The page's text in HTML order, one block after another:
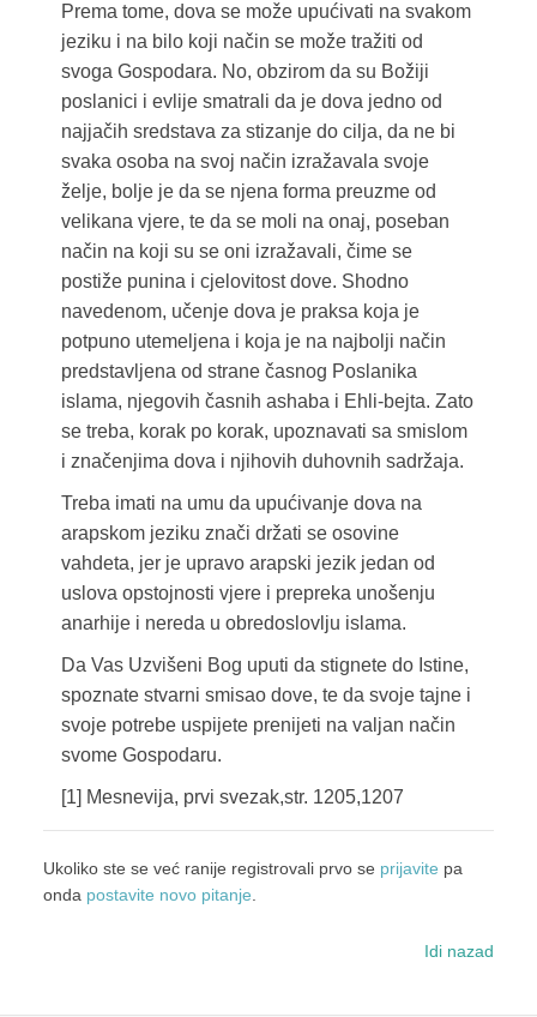
Prema tome, dova se može upućivati na svakom
jeziku i na bilo koji način se može tražiti od
svoga Gospodara. No, obzirom da su Božiji
poslanici i evlije smatrali da je dova jedno od
najjačih sredstava za stizanje do cilja, da ne bi
svaka osoba na svoj način izražavala svoje
želje, bolje je da se njena forma preuzme od
velikana vjere, te da se moli na onaj, poseban
način na koji su se oni izražavali, čime se
postiže punina i cjelovitost dove. Shodno
navedenom, učenje dova je praksa koja je
potpuno utemeljena i koja je na najbolji način
predstavljena od strane časnog Poslanika
islama, njegovih časnih ashaba i Ehli-bejta. Zato
se treba, korak po korak, upoznavati sa smislom
i značenjima dova i njihovih duhovnih sadržaja.
Treba imati na umu da upućivanje dova na
arapskom jeziku znači držati se osovine
vahdeta, jer je upravo arapski jezik jedan od
uslova opstojnosti vjere i prepreka unošenju
anarhije i nereda u obredoslovlju islama.
Da Vas Uzvišeni Bog uputi da stignete do Istine,
spoznate stvarni smisao dove, te da svoje tajne i
svoje potrebe uspijete prenijeti na valjan način
svome Gospodaru.
[1] Mesnevija, prvi svezak,str. 1205,1207
Ukoliko ste se već ranije registrovali prvo se prijavite pa
onda postavite novo pitanje.
Idi nazad